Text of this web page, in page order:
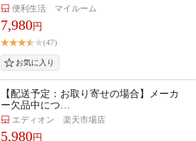
便利生活 マイルーム
7,980円
(47)
【配送予定：お取り寄せの場合】メーカ
ー欠品中につ…
エディオン 楽天市場店
5,980円